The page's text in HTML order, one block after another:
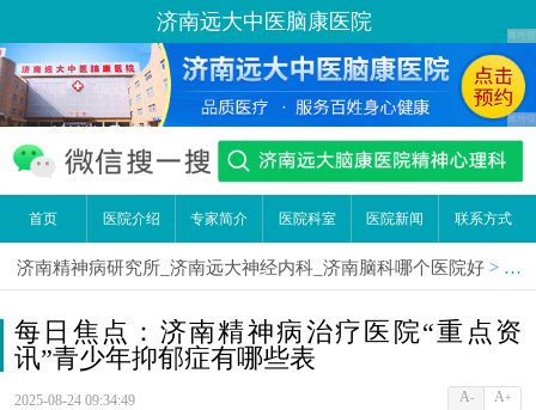
济南远大中医脑康医院
首页 医院介绍 专家简介 医院科室 医院新闻 联系方式
济南精神病研究所_济南远大神经内科_济南脑科哪个医院好 > 医
每日焦点：济南精神病治疗医院“重点资
讯”青少年抑郁症有哪些表
2025-08-24 09:34:49 A- A+